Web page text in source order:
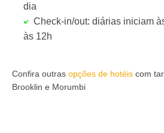
dia
Check-in/out: diárias iniciam
às 12h
Confira outras opções de hotéis com
Brooklin e Morumbi